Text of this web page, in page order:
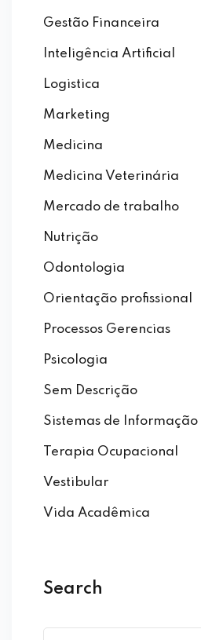
Gestão Financeira
Inteligência Artificial
Logistica
Marketing
Medicina
Medicina Veterinária
Mercado de trabalho
Nutrição
Odontologia
Orientação profissional
Processos Gerencias
Psicologia
Sem Descrição
Sistemas de Informação
Terapia Ocupacional
Vestibular
Vida Acadêmica
Search